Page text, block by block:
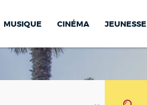
MUSIQUE CINÉMA JEUNESSE